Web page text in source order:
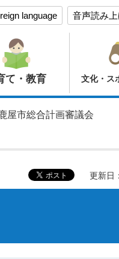
language 音声読み
て・教育 文化・ス
屋市総合計画審議会
更新日